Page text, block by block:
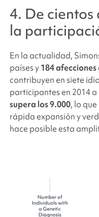
4. De cientos
la
En la actualidad,
países y184
contribuyen en siete
participantes en 2014 a
supera los 9.000, lo
rápida expansión y
hace posible esta